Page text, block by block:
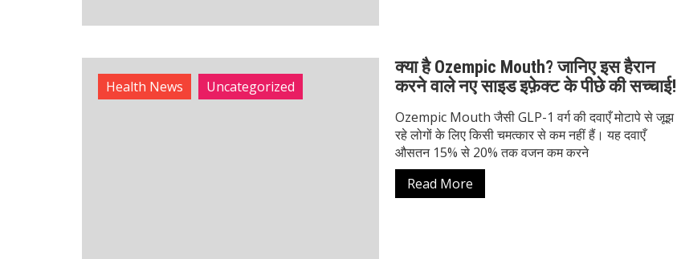
Health News Uncategorized
क्या है Ozempic Mouth? जानिए इस हैरान
करने वाले नए साइड इफ़ेक्ट के पीछे की सच्चाई!
Ozempic Mouth जैसी GLP-1 वर्ग की दवाएँ मोटापे से जूझ
रहे लोगों के लिए किसी चमत्कार से कम नहीं हैं। यह दवाएँ
औसतन 15% से 20% तक वजन कम करने
Read More